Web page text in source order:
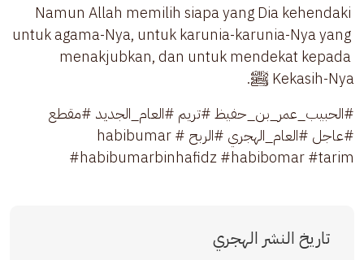
Namun Allah memilih siapa yang Dia kehendaki
untuk agama-Nya, untuk karunia-karunia-Nya yang
menakjubkan, dan untuk mendekat kepada
Kekasih-Nya ﷺ.
#الحبيب_عمر_بن_حفيظ #تريم #العام_الجديد #مقطع
#عاجل #العام_الهجري #الربح #habibumar
#habibumarbinhafidz #habibomar #tarim
تاريخ النشر الهجري